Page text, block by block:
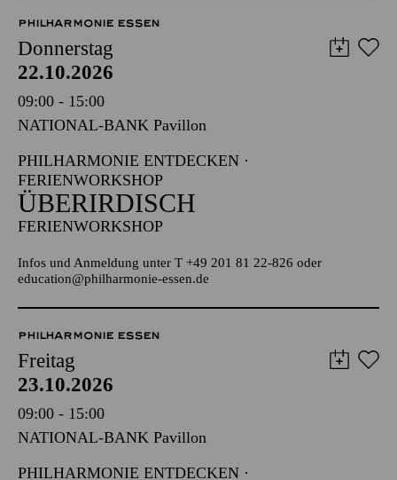
PHILHARMONIE ESSEN
Donnerstag
22.10.2026
09:00 - 15:00
NATIONAL-BANK Pavillon
PHILHARMONIE ENTDECKEN ·
FERIENWORKSHOP
ÜBERIRDISCH
FERIENWORKSHOP
Infos und Anmeldung unter T +49 201 81 22-826 oder
education@philharmonie-essen.de
PHILHARMONIE ESSEN
Freitag
23.10.2026
09:00 - 15:00
NATIONAL-BANK Pavillon
PHILHARMONIE ENTDECKEN ·